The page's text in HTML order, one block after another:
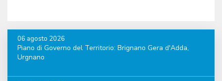
06 agosto 2026
Piano di Governo del Territorio: Brignano Gera d'Adda,
Urgnano